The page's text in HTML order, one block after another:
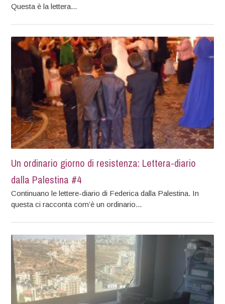
Questa è la lettera...
Un ordinario giorno di resistenza: Lettera-diario
dalla Palestina #4
Continuano le lettere-diario di Federica dalla Palestina. In
questa ci racconta com’è un ordinario...